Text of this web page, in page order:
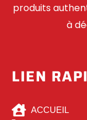
produits
à
LIEN
ACCUEIL